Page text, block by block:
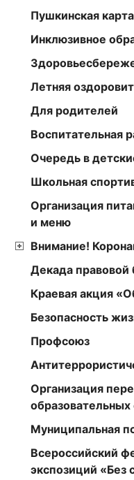
Пушкинская
Инклюзивное
Летняя
Для родителей
Воспитательная
Очередь в
Школьная
Организация
и меню
Внимание!
Декада правовой
Краевая акция
Безопасность
Профсоюз
Организация
образовательных
Муниципальная
Всероссийский
экспозиций «Без